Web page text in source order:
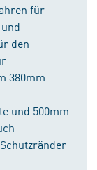
für
den
380mm
und 500mm